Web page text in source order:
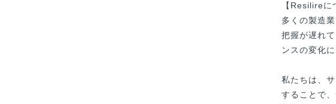
【Resilireに
多くの製造
把握が遅れ
ンスの変化
私たちは、
することで